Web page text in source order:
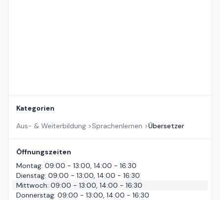
Kategorien
Aus- & Weiterbildung >Sprachenlernen >Übersetzer
Öffnungszeiten
Montag: 09:00 - 13:00, 14:00 - 16:30
Dienstag: 09:00 - 13:00, 14:00 - 16:30
Mittwoch: 09:00 - 13:00, 14:00 - 16:30
Donnerstag: 09:00 - 13:00, 14:00 - 16:30